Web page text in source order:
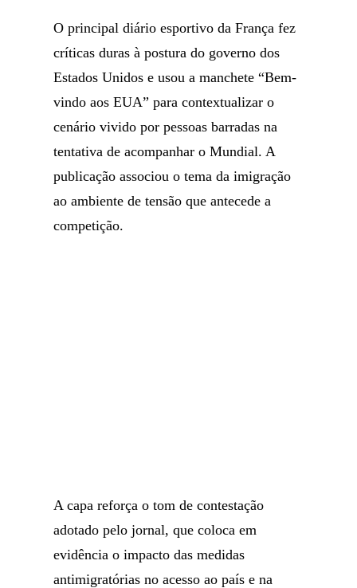
O principal diário esportivo da França fez
críticas duras à postura do governo dos
Estados Unidos e usou a manchete “Bem-
vindo aos EUA” para contextualizar o
cenário vivido por pessoas barradas na
tentativa de acompanhar o Mundial. A
publicação associou o tema da imigração
ao ambiente de tensão que antecede a
competição.
A capa reforça o tom de contestação
adotado pelo jornal, que coloca em
evidência o impacto das medidas
antimigratórias no acesso ao país e na